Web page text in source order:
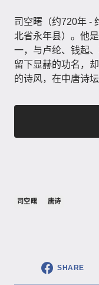
司空曙（约720年 -
北省永年县）。他
一，与卢纶、钱起
留下显赫的功名，
的诗风，在中唐诗
司空曙 唐诗
SHARE